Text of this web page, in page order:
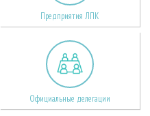
Предприятия ЛПК
Официальные делегации